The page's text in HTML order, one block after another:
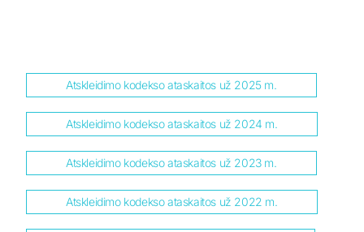
Atskleidimo kodekso ataskaitos už 2025 m.
Atskleidimo kodekso ataskaitos už 2024 m.
Atskleidimo kodekso ataskaitos už 2023 m.
Atskleidimo kodekso ataskaitos už 2022 m.